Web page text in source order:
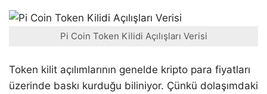
Pi Coin Token Kilidi Açılışları Verisi
Token kilit açılımlarının genelde kripto para fiyatları
üzerinde baskı kurduğu biliniyor. Çünkü dolaşımdaki